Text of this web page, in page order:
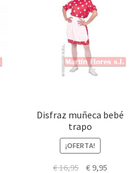
Disfraz muñeca bebé
trapo
¡OFERTA!
€16,95
El€9,95El